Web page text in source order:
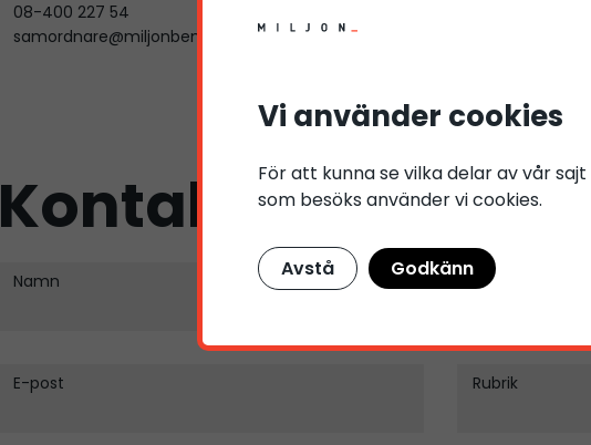
08-400 227 54
samordnare@miljonbemanning.se
Kontakta oss
Namn Telefonnummer
E-post Rubrik
Vi använder cookies
För att kunna se vilka delar av vår sajt
som besöks använder vi cookies.
Avstå Godkänn